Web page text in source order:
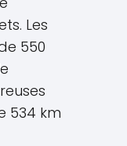
Les
550
534 km